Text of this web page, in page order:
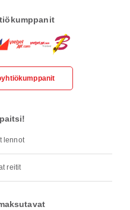
lennot
reitit